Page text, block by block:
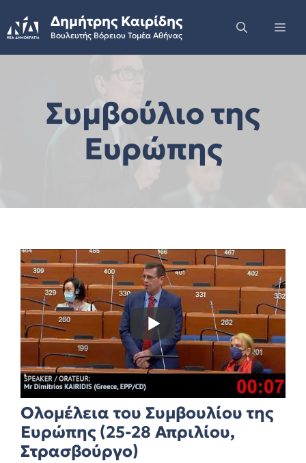
to
content
Δημήτρης Καιρίδης
Βουλευτής Βόρειου Τομέα Αθήνας
Συμβούλιο της
Ευρώπης
Ολομέλεια του Συμβουλίου της
Ευρώπης (25-28 Απριλίου,
Στρασβούργο)